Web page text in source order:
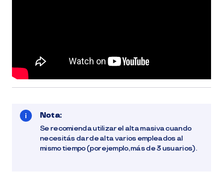
Nota:
Se recomienda utilizar el alta masiva cuando
necesitás dar de alta varios empleados al
mismo tiempo (por ejemplo, más de 3 usuarios).